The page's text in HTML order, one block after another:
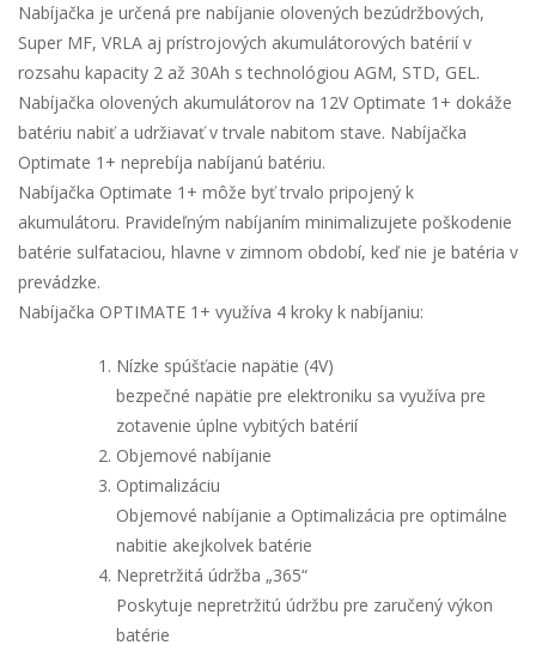
Nabíjačka je určená pre nabíjanie olovených bezúdržbových,
Super MF, VRLA aj prístrojových akumulátorových batérií v
rozsahu kapacity 2 až 30Ah s technológiou AGM, STD, GEL.
Nabíjačka olovených akumulátorov na 12V Optimate 1+ dokáže
batériu nabiť a udržiavať v trvale nabitom stave. Nabíjačka
Optimate 1+ neprebíja nabíjanú batériu.
Nabíjačka Optimate 1+ môže byť trvalo pripojený k
akumulátoru. Pravideľným nabíjaním minimalizujete poškodenie
batérie sulfataciou, hlavne v zimnom období, keď nie je batéria v
prevádzke.
Nabíjačka OPTIMATE 1+ využíva 4 kroky k nabíjaniu:
Nízke spúšťacie napätie (4V)
bezpečné napätie pre elektroniku sa využíva pre
zotavenie úplne vybitých batérií
Objemové nabíjanie
Optimalizáciu
Objemové nabíjanie a Optimalizácia pre optimálne
nabitie akejkolvek batérie
Nepretržitá údržba „365“
Poskytuje nepretržitú údržbu pre zaručený výkon
batérie